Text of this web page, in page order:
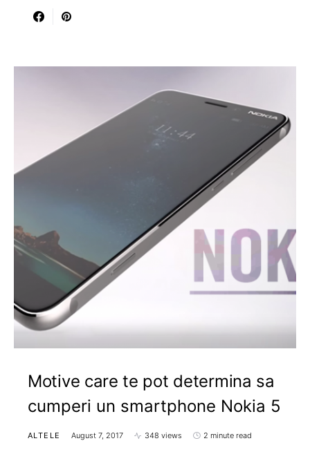
Motive care te pot determina sa
cumperi un smartphone Nokia 5
ALTELE August 7, 2017 348 views 2 minute read